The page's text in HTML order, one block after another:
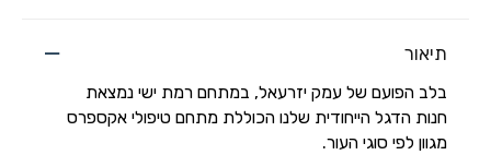
תיאור
בלב הפועם של עמק יזרעאל, במתחם רמת ישי נמצאת
חנות הדגל הייחודית שלנו הכוללת מתחם טיפולי אקספרס
מגוון לפי סוגי העור.